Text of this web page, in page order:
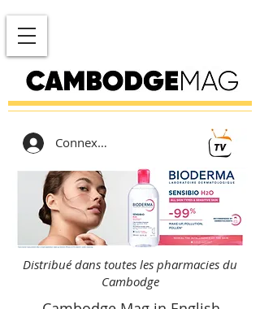
Connexion
Distribué dans toutes les pharmacies du
Cambodge